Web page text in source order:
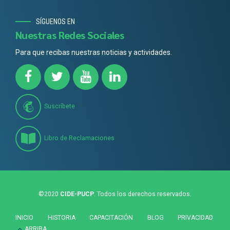
SÍGUENOS EN
Nuestras Redes Sociales
Para que recibas nuestras noticias y actividades.
Suscríbete
Libro de Reclamaciones
©2020 CIDE-PUCP. Todos los derechos reservados.
INICIO HISTORIA CAPACITACIÓN BLOG
PRIVACIDAD